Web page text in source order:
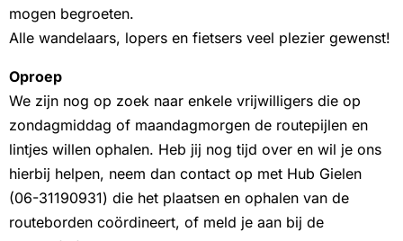
mogen begroeten.
Alle wandelaars, lopers en fietsers veel plezier gewenst!
Oproep
We zijn nog op zoek naar enkele vrijwilligers die op
zondagmiddag of maandagmorgen de routepijlen en
lintjes willen ophalen. Heb jij nog tijd over en wil je ons
hierbij helpen, neem dan contact op met Hub Gielen
(06-31190931) die het plaatsen en ophalen van de
routeborden coördineert, of meld je aan bij de